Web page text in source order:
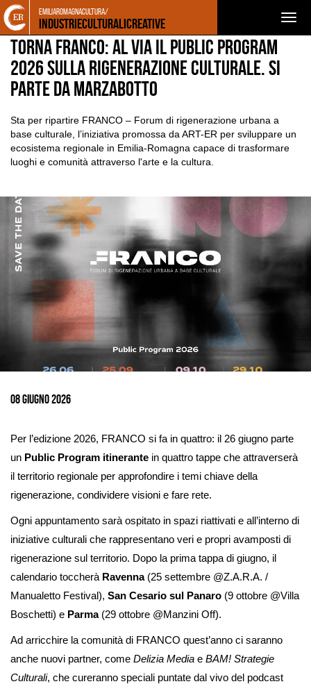
Torna
alla
home
Cerca
nel
sito
Salta
ai
contenuti
Salta
al
menu
principale
emiliaromagnacultura/
Industrieculturalicreative
NEWS NOTIZIE
Torna FRANCO: al via il Public Program
2026 sulla rigenerazione culturale. Si
parte da Marzabotto
Sta per ripartire FRANCO – Forum di rigenerazione urbana a
base culturale, l’iniziativa promossa da ART-ER per sviluppare un
ecosistema regionale in Emilia-Romagna capace di trasformare
luoghi e comunità attraverso l'arte e la cultura.
08 Giugno 2026
Per l’edizione 2026, FRANCO si fa in quattro: il 26 giugno parte
un Public Program itinerante in quattro tappe che attraverserà
il territorio regionale per approfondire i temi chiave della
rigenerazione, condividere visioni e fare rete.
Ogni appuntamento sarà ospitato in spazi riattivati e all’interno di
iniziative culturali che rappresentano veri e propri avamposti di
rigenerazione sul territorio. Dopo la prima tappa di giugno, il
calendario toccherà Ravenna(25 settembre @Z.A.R.A. /
Manualetto Festival), San Cesario sul Panaro (9 ottobre @Villa
Boschetti) e Parma(29 ottobre @Manzini Off).
Ad arricchire la comunità di FRANCO quest’anno ci saranno
anche nuovi partner, come Delizia Media e BAM! Strategie
Culturali, che cureranno speciali puntate dal vivo del podcast